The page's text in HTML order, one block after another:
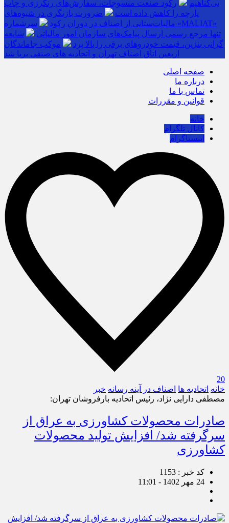
بی‌گناهیم
رکود صنعت منسوجات، سفارش‌های رنگرزی و چاپ
پارچه را کاهش داده است
ضرورت بازنگری در شیوه‌های
مالیات‌ستانی از اصناف در دوران رکود
سرشماره «MALIAT»
تنها مرجع رسمی ارسال پیامک‌های سازمان امور مالیاتی
شایعه
گرانی بنزین، قیمت خودروهای برقی را بالا برد
موکب جاماندگان
اربعین اتاق اصناف تهران و اتحادیه های صنفی برپا شد
صفحه اصلی
درباره ما
تماس با ما
قوانین و مقررات
خانه
کانال تلگرام
اینستاگرام
20
خانه اتحادیه ها اصناف در آینه رسانه خبر
مصطفی دارایی نژاد، رئیس اتحادیه بارفروشان تهران:
صادرات محصولات کشاورزی به عراق از
سرگرفته شد/ افزایش تولید محصولات
کشاورزی
کد خبر : 1153
24 مهر 1402 - 11:01